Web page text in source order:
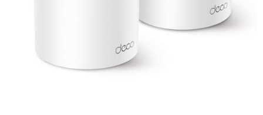
réseau inégalée. Que ce soit pour le télétravail, le gaming intensif ou la
maison connectée, ce système assure une connexion rapide, stable et
Caractéristiques Techniques :